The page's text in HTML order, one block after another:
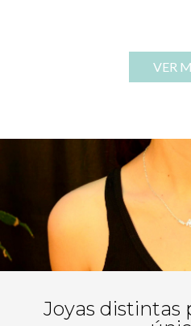
VER
Joyas distintas